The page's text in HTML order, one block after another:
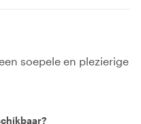
soepele en plezierige